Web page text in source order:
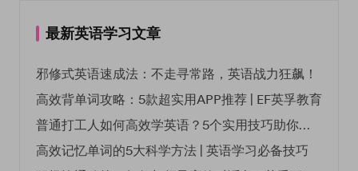
最新英语学习文章
邪修式英语速成法：不走寻常路，英语战力狂飙！
高效背单词攻略：5款超实用APP推荐 | EF英孚教育
普通打工人如何高效学英语？5个实用技巧助你突破职场瓶颈
高效记忆单词的5大科学方法 | 英语学习必备技巧